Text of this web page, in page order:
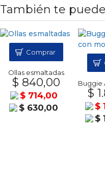
También te
Ollas esmaltadas
$ 840,00
$ 714,00
$ 630,00
Comprar
$
$
$